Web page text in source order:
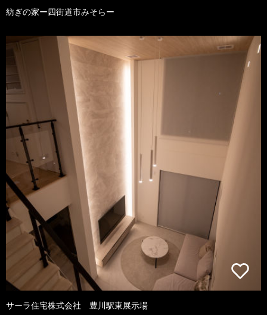
紡ぎの家ー四街道市みそらー
サーラ住宅株式会社 豊川駅東展示場